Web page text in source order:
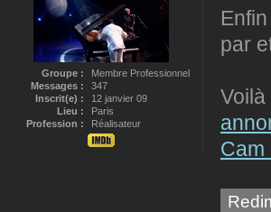
Groupe :
Membre Professionnel
Messages :
347
Inscrit(e) :
12 janvier 09
Lieu :
Paris
Profession :
Réalisateur
par
Cam